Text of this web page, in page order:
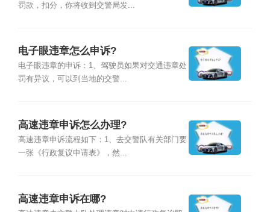
罚款，扣分，你将收到交警局发...
电子眼违章怎么申诉?
电子眼违章的申诉：1、驾驶员如果对交通违章处
罚有异议，可以到当地的交警...
高速违章申诉怎么办理?
高速违章申诉流程如下：1、去交警队有关部门要
一张《行政复议申请表》，然...
高速违章申诉在哪?